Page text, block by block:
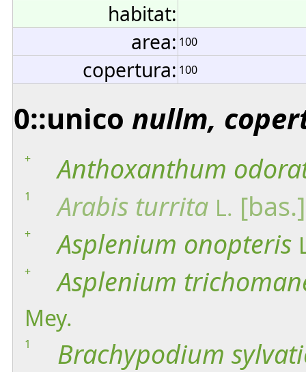
habitat:
area: 100
copertura: 100
0::unico nullm,
+ Anthoxanthum
1 Arabis turrita L. [bas.]
+ Asplenium onopteris
+ Asplenium
Mey.
1 Brachypodium